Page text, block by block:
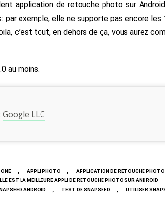
application de retouche photo sur
exemple, elle ne supporte pas encore les
c’est tout, en dehors de ça, vous aurez
au moins.
Google LLC
, APPLI PHOTO , APPLICATION DE RETOUCHE PHOTO
EST LA MEILLEURE APPLI DE RETOUCHE PHOTO SUR ANDROID
ANDROID , TEST DE SNAPSEED , UTILISER